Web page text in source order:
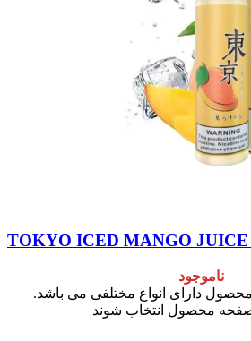
ناموجود
محصول دارای انواع مختلفی می باشد.
محصول انتخاب شوند